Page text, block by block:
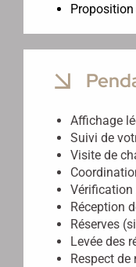
Proposition
Affichage
Suivi de
Visite de
Vérification
Réception
Réserves
Levée des
Respect